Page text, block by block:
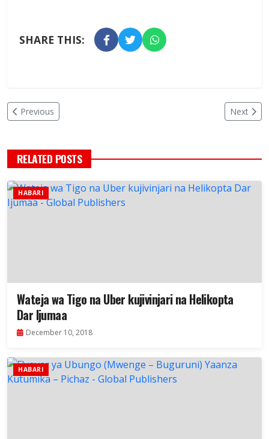
SHARE THIS:
Previous Next
RELATED POSTS
HABARI
Wateja wa Tigo na Uber kujivinjari na Helikopta
Dar Ijumaa
December 10, 2018
HABARI